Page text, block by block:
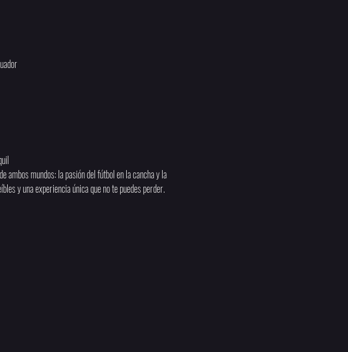
ambos mundos: la pasión del fútbol en la cancha y la
y una experiencia única que no te puedes perder.